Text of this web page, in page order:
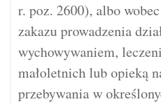
r. poz. 2600), albo
zakazu prowadzenia
wychowywaniem,
małoletnich lub opieką
przebywania w